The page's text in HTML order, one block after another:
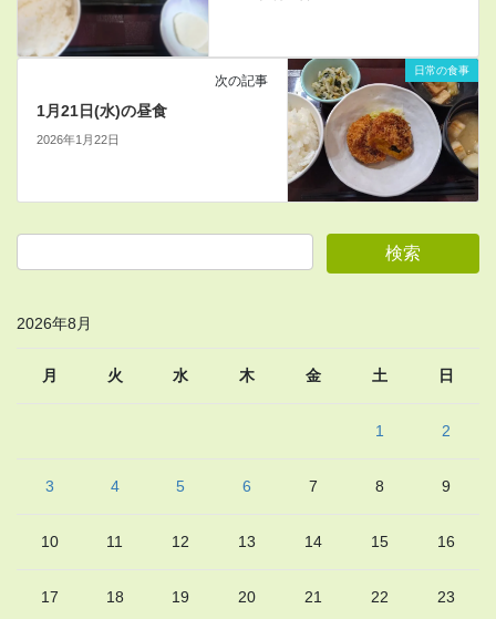
日常の食事
次の記事
1月21日(水)の昼食
2026年1月22日
2026年8月
月 火 水 木 金 土 日
1 2
3 4 5 6 7 8 9
10 11 12 13 14 15 16
17 18 19 20 21 22 23